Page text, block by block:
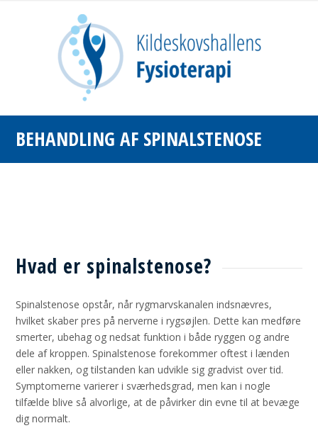
BEHANDLING AF SPINALSTENOSE
Hvad er spinalstenose?
Spinalstenose opstår, når rygmarvskanalen indsnævres,
hvilket skaber pres på nerverne i rygsøjlen. Dette kan medføre
smerter, ubehag og nedsat funktion i både ryggen og andre
dele af kroppen. Spinalstenose forekommer oftest i lænden
eller nakken, og tilstanden kan udvikle sig gradvist over tid.
Symptomerne varierer i sværhedsgrad, men kan i nogle
tilfælde blive så alvorlige, at de påvirker din evne til at bevæge
dig normalt.